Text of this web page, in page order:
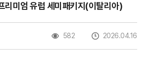
리미엄 유럽 세미패키지(이탈리아)
582 2026.04.16